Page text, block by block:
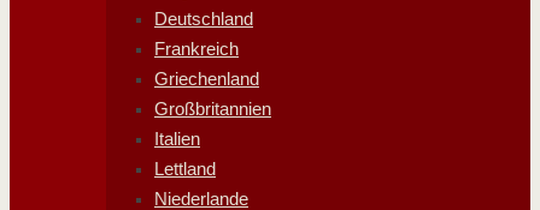
Deutschland
Frankreich
Griechenland
Großbritannien
Italien
Lettland
Niederlande